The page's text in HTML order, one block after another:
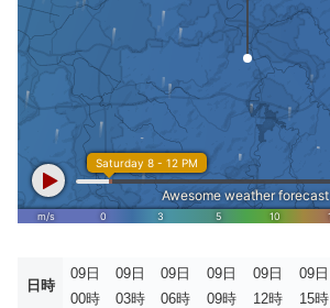
日時
09日
00時
09日
03時
09日
06時
09日
09時
09日
12時
09日
15時